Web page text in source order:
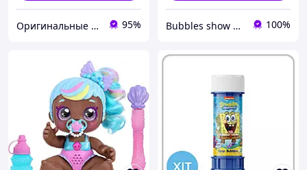
Оригинальные подарки в интернет-магазине Панда-Шоп 95% Bubbles show Laboratory 100%